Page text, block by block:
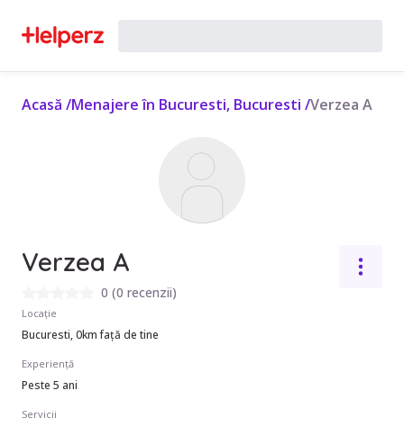
Acasă /Menajere în Bucuresti, Bucuresti /Verzea A
Verzea A
0 (0 recenzii)
Locație
Bucuresti, 0km față de tine
Experiență
Peste 5 ani
Servicii